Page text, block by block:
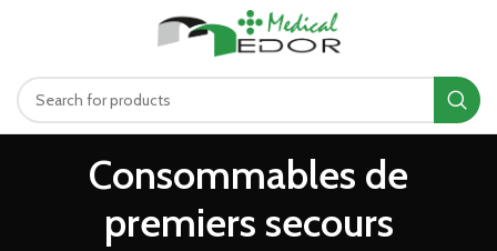
Consommables de
premiers secours